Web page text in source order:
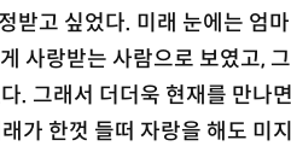
받고 싶었다. 미래 눈에는 엄
사랑받는 사람으로 보였고, 그
. 그래서 더더욱 현재를 만나면
가 한껏 들떠 자랑을 해도 미